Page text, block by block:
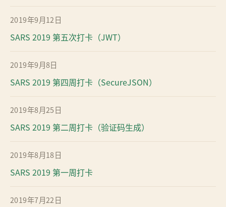
2019年9月12日
SARS 2019 第五次打卡（JWT）
2019年9月8日
SARS 2019 第四周打卡（SecureJSON）
2019年8月25日
SARS 2019 第二周打卡（验证码生成）
2019年8月18日
SARS 2019 第一周打卡
2019年7月22日